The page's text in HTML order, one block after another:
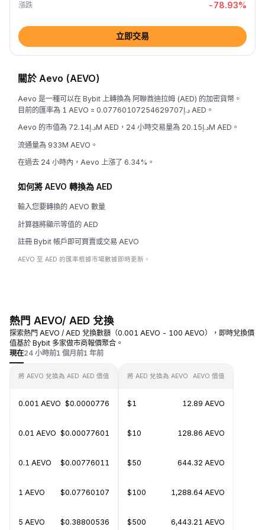
漲跌 -78.93%
立即交易
關於 Aevo (AEVO)
Aevo 是一種可以在 Bybit 上轉換為 阿聯酋迪拉姆 (AED) 的加密貨幣。
目前的匯率為 1 AEVO = د.إ0.07760107254629707 AED。
Aevo 的市值為 د.إ72.14M AED，24 小時交易量為 د.إ20.15M AED。
流通量為 933M AEVO。
在過去 24 小時內，Aevo 上漲了 6.34%。
如何將 AEVO 轉換為 AED
輸入您要轉換的 AEVO 數量
計算器將顯示等值的 AED
註冊 Bybit 帳戶即可買賣或交易 AEVO
AEVO 至 AED 的匯率根據市場數據即時更新。
熱門 AEVO/ AED 兌換
探索熱門 AEVO / AED 兌換數額（0.001 AEVO - 100 AEVO），即時兌換價
值基於 Bybit 多家做市商報價聚合。
現在24 小時前1 個月前1 年前
將 AEVO 兌換為 AED AED 價值
0.001 AEVO $0.0000776
0.01 AEVO $0.00077601
0.1 AEVO $0.00776011
1 AEVO $0.07760107
5 AEVO $0.38800536
將 AED 兌換為 AEVO AEVO 價值
$1 12.89 AEVO
$10 128.86 AEVO
$50 644.32 AEVO
$100 1,288.64 AEVO
$500 6,443.21 AEVO